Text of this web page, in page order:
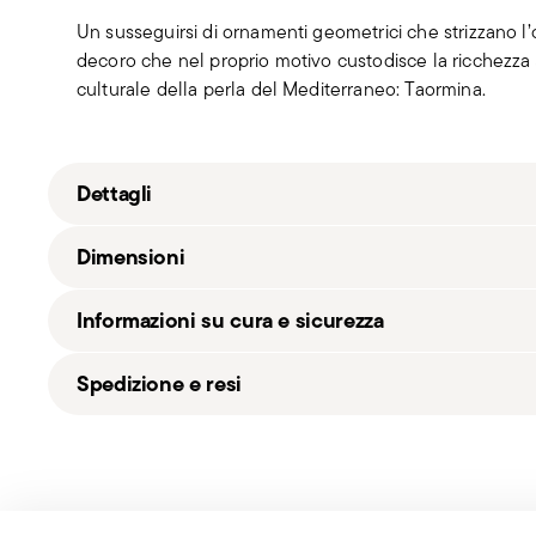
Un susseguirsi di ornamenti geometrici che strizzano
decoro che nel proprio motivo custodisce la
culturale della perla del Mediterraneo: Taormina.
Dettagli
Acciaio Mirror
8014808477515
Dimensioni
Informazioni su cura e sicurezza
Spedizione e resi